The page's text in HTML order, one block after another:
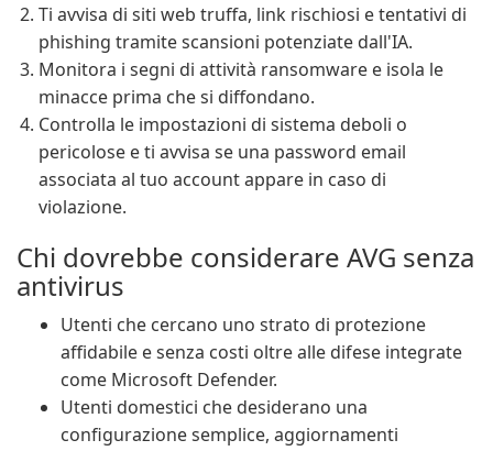
Ti avvisa di siti web truffa, link rischiosi e tentativi di
phishing tramite scansioni potenziate dall'IA.
Monitora i segni di attività ransomware e isola le
minacce prima che si diffondano.
Controlla le impostazioni di sistema deboli o
pericolose e ti avvisa se una password email
associata al tuo account appare in caso di
violazione.
Chi dovrebbe considerare AVG senza
antivirus
Utenti che cercano uno strato di protezione
affidabile e senza costi oltre alle difese integrate
come Microsoft Defender.
Utenti domestici che desiderano una
configurazione semplice, aggiornamenti